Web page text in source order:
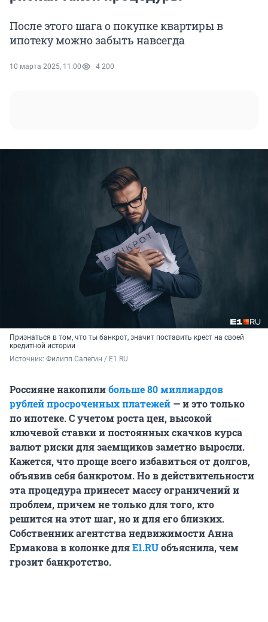
После этого шага о покупке квартиры в
ипотеку можно забыть навсегда
10 марта 2025, 11:00 4 200
Признаться в том, что ты банкрот, значит поставить крест на своей
кредитной истории
Источник: Филипп Сапегин / E1.RU
Россияне накопилибольше80 миллиардов
рублей просроченных платежей — и это только
по ипотеке. С учетом роста цен, высокой
ключевой ставки и постоянных скачков курса
валют риски для заемщиков заметно выросли.
Кажется, что проще всего избавиться от долгов,
объявив себя банкротом. Но в действительности
эта процедура принесет массу ограничений и
проблем, причем не только для того, кто
решится на этот шаг, но и для его близких.
Собственник агентства недвижимости Анна
Ермакова в колонке дляE1.RUобъяснила, чем
грозит банкротство.